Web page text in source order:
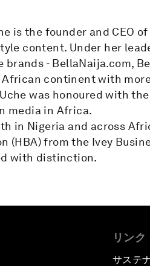
is the founder and CEO
content. Under her
- BellaNaija.com,
continent with
was honoured with
media in Africa.
in Nigeria and across
(HBA) from the Ivey
with distinction.
リンク
サステ